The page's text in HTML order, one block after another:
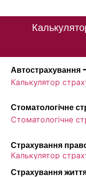
Автострахування
Калькулятор
Стоматологічне
Стоматологічне
Страхування
Калькулятор
Страхування